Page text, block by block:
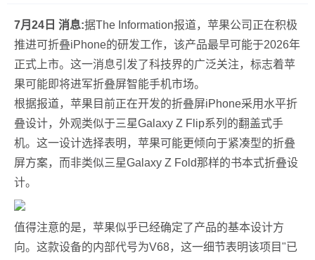
7月24日 消息:据The Information报道，苹果公司正在积极
推进可折叠iPhone的研发工作，该产品最早可能于2026年
正式上市。这一消息引发了科技界的广泛关注，标志着苹
果可能即将进军折叠屏智能手机市场。
根据报道，苹果目前正在开发的折叠屏iPhone采用水平折
叠设计，外观类似于三星Galaxy Z Flip系列的翻盖式手
机。这一设计选择表明，苹果可能更倾向于紧凑型的折叠
屏方案，而非类似三星Galaxy Z Fold那样的书本式折叠设
计。
值得注意的是，苹果似乎已经确定了产品的基本设计方
向。这款设备的内部代号为V68，这一细节表明该项目"已